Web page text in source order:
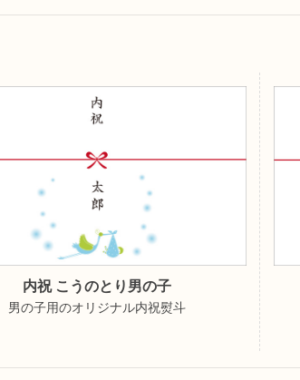
内祝 こうのとり男の子
男の子用のオリジナル内祝熨斗